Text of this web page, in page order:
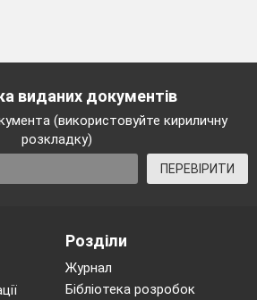
виданих документів
(використовуйте кириличну
розкладку)
ПЕРЕВІРИТИ
Розділи
Журнал
Бібліотека розробок